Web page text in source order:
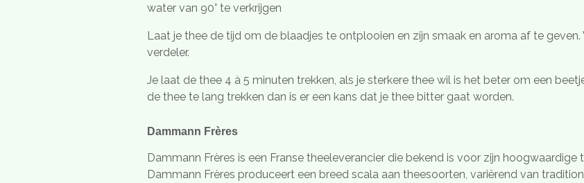
water van 90° te verkrijgen
Laat je thee de tijd om de blaadjes te ontplooien en zijn smaak en aroma af te
verdeler.
Je laat de thee 4 à 5 minuten trekken, als je sterkere thee wil is het beter om een
de thee te lang trekken dan is er een kans dat je thee bitter gaat worden.
Dammann Frères
Dammann Frères is een Franse theeleverancier die bekend is voor zijn hoogwaardige
Dammann Frères produceert een breed scala aan theesoorten, variërend van